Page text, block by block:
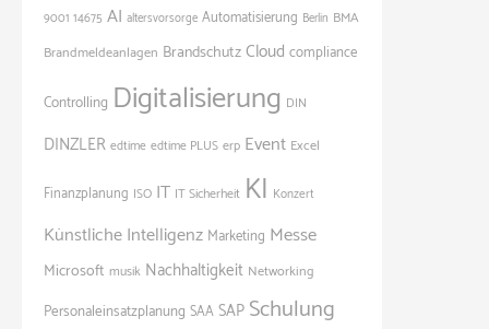
9001 14675 AI altersvorsorge Automatisierung Berlin BMA
Brandmeldeanlagen BrandschutzCloud compliance
Controlling Digitalisierung DIN
DINZLER edtime edtime PLUS erp Event Excel
Finanzplanung ISO IT IT Sicherheit KI Konzert
Künstliche Intelligenz Marketing Messe
Microsoft musik Nachhaltigkeit Networking
Personaleinsatzplanung SAASAP Schulung